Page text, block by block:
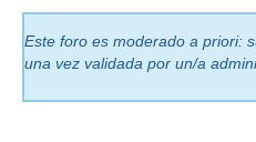
Este foro es moderado a priori:
una vez validada por un/a